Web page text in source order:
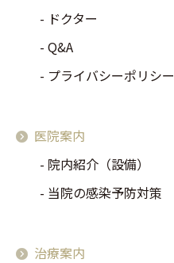
ドクター
Q&A
プライバシーポリシー
医院案内
院内紹介（設備）
当院の感染予防対策
治療案内